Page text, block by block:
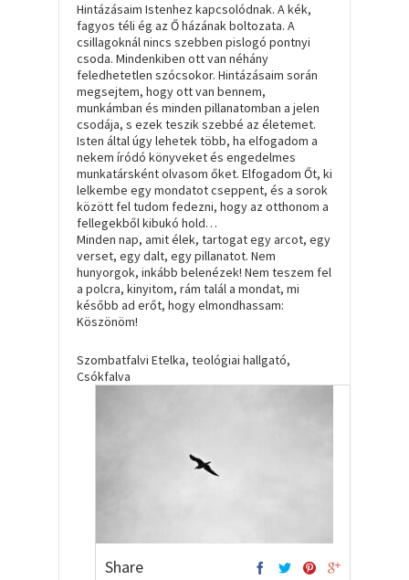
Hintázásaim Istenhez kapcsolódnak. A kék,
fagyos téli ég az Ő házának boltozata. A
csillagoknál nincs szebben pislogó pontnyi
csoda. Mindenkiben ott van néhány
feledhetetlen szócsokor. Hintázásaim során
megsejtem, hogy ott van bennem,
munkámban és minden pillanatomban a jelen
csodája, s ezek teszik szebbé az életemet.
Isten által úgy lehetek több, ha elfogadom a
nekem íródó könyveket és engedelmes
munkatársként olvasom őket. Elfogadom Őt, ki
lelkembe egy mondatot cseppent, és a sorok
között fel tudom fedezni, hogy az otthonom a
fellegekből kibukó hold…
Minden nap, amit élek, tartogat egy arcot, egy
verset, egy dalt, egy pillanatot. Nem
hunyorgok, inkább belenézek! Nem teszem fel
a polcra, kinyitom, rám talál a mondat, mi
később ad erőt, hogy elmondhassam:
Köszönöm!
Szombatfalvi Etelka, teológiai hallgató,
Csókfalva
Share